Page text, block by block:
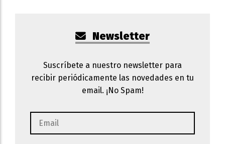
Newsletter
Suscríbete a nuestro newsletter para
recibir periódicamente las novedades en tu
email. ¡No Spam!